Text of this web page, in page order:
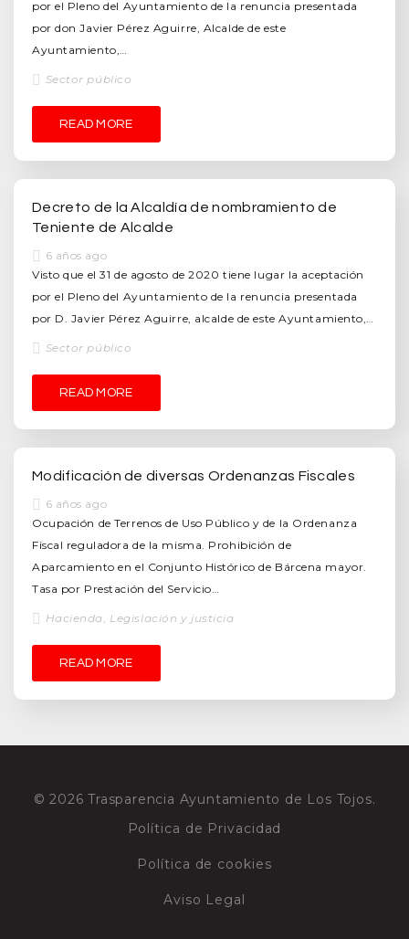
por el Pleno del Ayuntamiento de la renuncia presentada
por don Javier Pérez Aguirre, Alcalde de este
Ayuntamiento,…
Sector público
READ MORE
Decreto de la Alcaldía de nombramiento de
Teniente de Alcalde
6 años ago
Visto que el 31 de agosto de 2020 tiene lugar la aceptación
por el Pleno del Ayuntamiento de la renuncia presentada
por D. Javier Pérez Aguirre, alcalde de este Ayuntamiento,…
Sector público
READ MORE
Modificación de diversas Ordenanzas Fiscales
6 años ago
Ocupación de Terrenos de Uso Público y de la Ordenanza
Fiscal reguladora de la misma. Prohibición de
Aparcamiento en el Conjunto Histórico de Bárcena mayor.
Tasa por Prestación del Servicio…
Hacienda, Legislación y justicia
READ MORE
© 2026 Trasparencia Ayuntamiento de Los Tojos.
Política de Privacidad
Política de cookies
Aviso Legal